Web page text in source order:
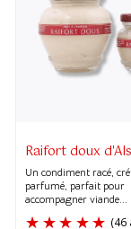
Raifort doux
Un condiment racé,
parfumé, parfait pour
accompagner viande...